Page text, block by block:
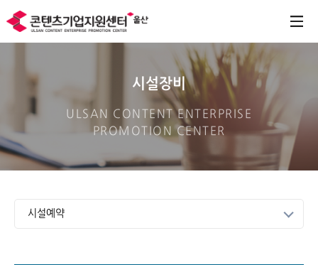
시설장비
ULSAN CONTENT ENTERPRISE
PROMOTION CENTER
시설예약